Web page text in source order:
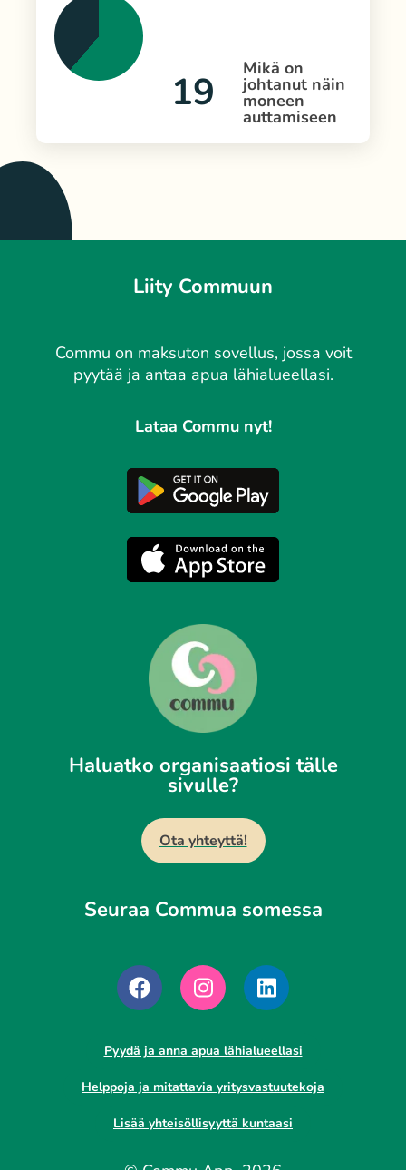
19 Mikä on
johtanut näin
moneen
auttamiseen
Liity Commuun
Commu on maksuton sovellus, jossa voit
pyytää ja antaa apua lähialueellasi.
Lataa Commu nyt!
Haluatko organisaatiosi tälle
sivulle?
Ota yhteyttä!
Seuraa Commua somessa
Pyydä ja anna apua lähialueellasi
Helppoja ja mitattavia yritysvastuutekoja
Lisää yhteisöllisyyttä kuntaasi